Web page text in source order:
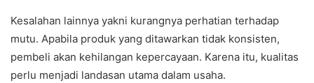
Kesalahan lainnya yakni kurangnya perhatian terhadap
mutu. Apabila produk yang ditawarkan tidak konsisten,
pembeli akan kehilangan kepercayaan. Karena itu, kualitas
perlu menjadi landasan utama dalam usaha.